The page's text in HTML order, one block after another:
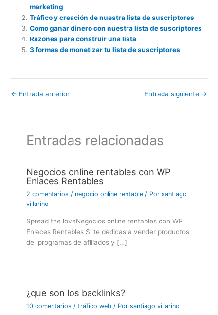
marketing
Tráfico y creación de nuestra lista de suscriptores
Como ganar dinero con nuestra lista de suscriptores
Razones para construir una lista
3 formas de monetizar tu lista de suscriptores
← Entrada anterior Entrada siguiente →
Entradas relacionadas
Negocios online rentables con WP
Enlaces Rentables
2 comentarios / negocio online rentable / Porsantiago
villarino
Spread the loveNegocios online rentables con WP
Enlaces Rentables Si te dedicas a vender productos
de programas de afiliados y […]
¿que son los backlinks?
10 comentarios /tráfico web / Porsantiago villarino